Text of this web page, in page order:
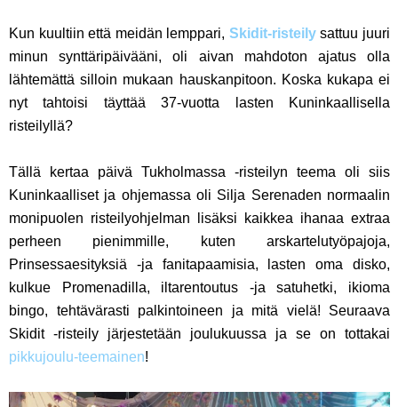
Kun kuultiin että meidän lemppari, Skidit-risteilysattuu juuri
minun synttäripäivääni, oli aivan mahdoton ajatus olla
lähtemättä silloin mukaan hauskanpitoon. Koska kukapa ei
nyt tahtoisi täyttää 37-vuotta lasten Kuninkaallisella
risteilyllä?
Tällä kertaa päivä Tukholmassa -risteilyn teema oli siis
Kuninkaalliset ja ohjemassa oli Silja Serenaden normaalin
monipuolen risteilyohjelman lisäksi kaikkea ihanaa extraa
perheen pienimmille, kuten arskartelutyöpajoja,
Prinsessaesityksiä -ja fanitapaamisia, lasten oma disko,
kulkue Promenadilla, iltarentoutus -ja satuhetki, ikioma
bingo, tehtävärasti palkintoineen ja mitä vielä! Seuraava
Skidit -risteily järjestetään joulukuussa ja se on tottakai
pikkujoulu-teemainen!